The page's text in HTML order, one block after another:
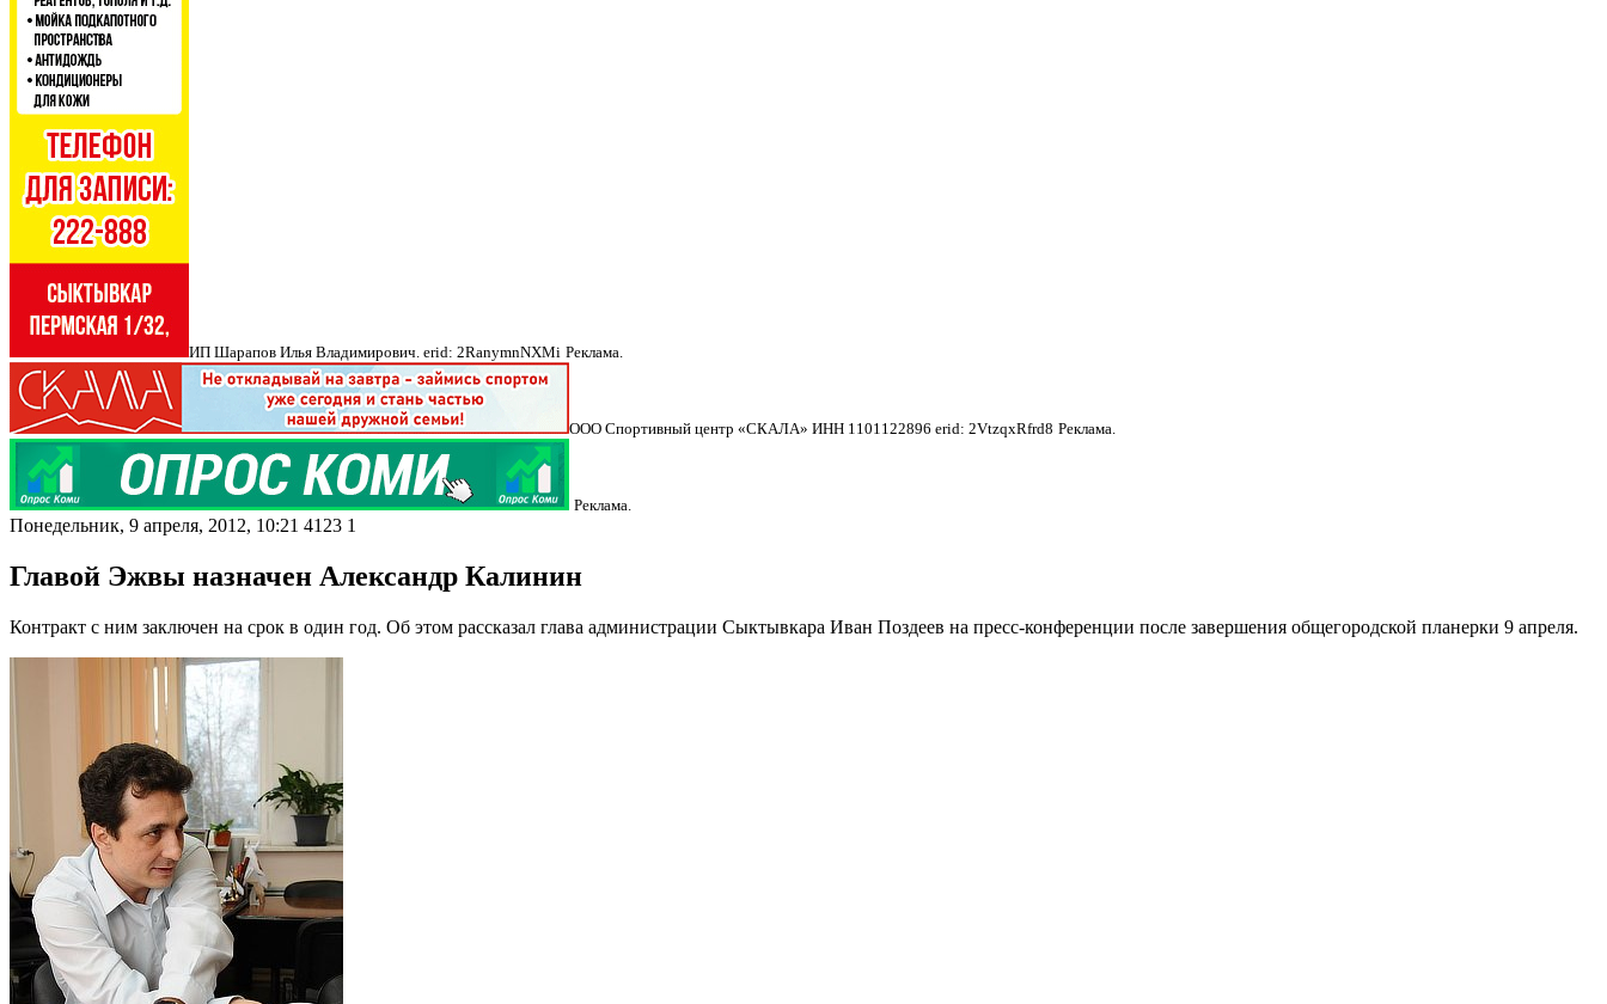
ИП Шарапов Илья Владимирович. erid: 2RanymnNXMi Реклама.
ООО Спортивный центр «СКАЛА» ИНН 1101122896 erid: 2VtzqxRfrd8 Реклама.
Реклама.
Понедельник, 9 апреля, 2012, 10:21 4123 1
Главой Эжвы назначен Александр Калинин
Контракт с ним заключен на срок в один год. Об этом рассказал глава администрации Сыктывкара Иван Поздеев на пресс-конференции после завершения общегородской планерки 9 апреля.